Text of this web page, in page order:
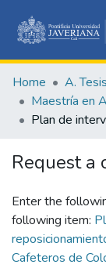
Home A.
Request a
Enter the
following item:
Cafeteros de